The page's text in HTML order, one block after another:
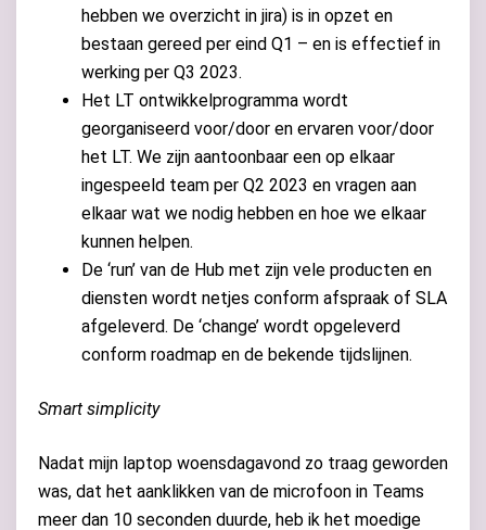
hebben we overzicht in jira) is in opzet en
bestaan gereed per eind Q1 – en is effectief in
werking per Q3 2023.
Het LT ontwikkelprogramma wordt
georganiseerd voor/door en ervaren voor/door
het LT. We zijn aantoonbaar een op elkaar
ingespeeld team per Q2 2023 en vragen aan
elkaar wat we nodig hebben en hoe we elkaar
kunnen helpen.
De ‘run’ van de Hub met zijn vele producten en
diensten wordt netjes conform afspraak of SLA
afgeleverd. De ‘change’ wordt opgeleverd
conform roadmap en de bekende tijdslijnen.
Smart simplicity
Nadat mijn laptop woensdagavond zo traag geworden
was, dat het aanklikken van de microfoon in Teams
meer dan 10 seconden duurde, heb ik het moedige